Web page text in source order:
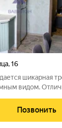
,16
шикарная
видом.
с чем
Позвонить